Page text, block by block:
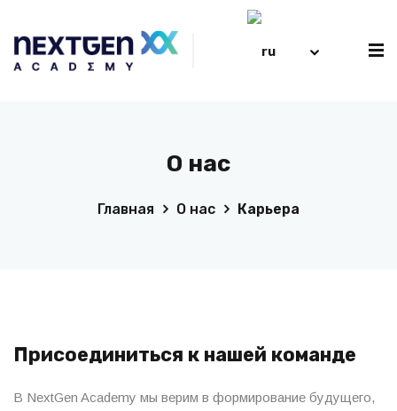
О нас
Главная О нас Карьера
Присоединиться к нашей команде
В NextGen Academy мы верим в формирование будущего,